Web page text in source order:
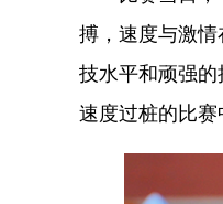
搏，速度与激
技水平和顽强
速度过桩的比